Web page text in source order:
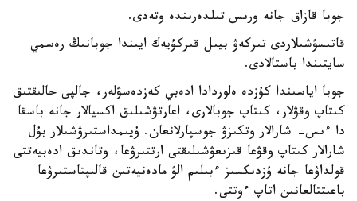
جوبا قازاق جانە ورىس تىلدەرىندە وتەدى.
قاتىسۋشىلاردى تىركەۋ بيىل قىركۇيەك ايىندا جوبانىڭ رەسمي
سايتىندا باستالادى.
جوبا اياسىندا كۇزدە ەلوردادا ادەبي كەزدەسۋلەر، جالپى حالىقتىق
كىتاپ وقۋلار، كىتاپ جوبالارى، اعارتۋشىلىق اكسيالار جانە باسقا
دا ءىس- شارالار وتكىزۋ جوسپارلانعان. ۇيىمداستىرۋشىلار بۇل
شارالار كىتاپ وقۋعا قىزىعۋشىلىقتى ارتتىرۋعا، وتاندىق ادەبيەتتى
قولداۋعا جانە ۇزدىكسىز ءبىلىم الۋ مادەنيەتىن قالىپتاستىرۋعا
باعىتتالعانىن اتاپ ءوتتى.